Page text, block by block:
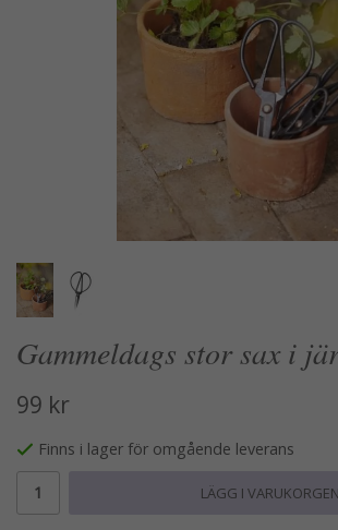
Gammeldags stor sax i
99 kr
Finns i lager för omgående leverans
LÄGG I VARUKORGEN